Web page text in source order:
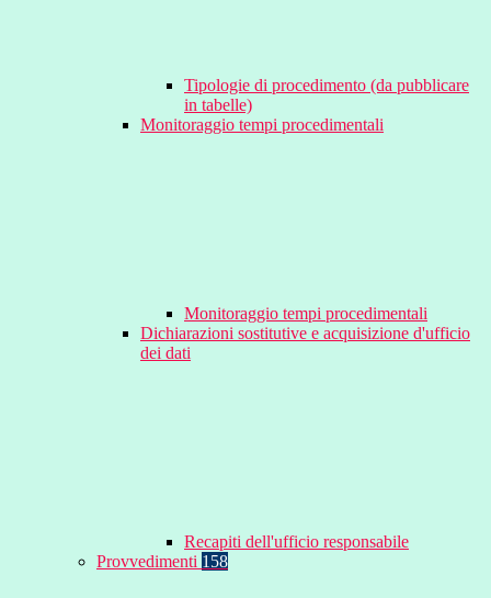
Tipologie di procedimento (da pubblicare
in tabelle)
Monitoraggio tempi procedimentali
Monitoraggio tempi procedimentali
Dichiarazioni sostitutive e acquisizione d'ufficio
dei dati
Recapiti dell'ufficio responsabile
Provvedimenti 158